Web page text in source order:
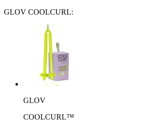
GLOV COOLCURL:
GLOV
COOLCURL™